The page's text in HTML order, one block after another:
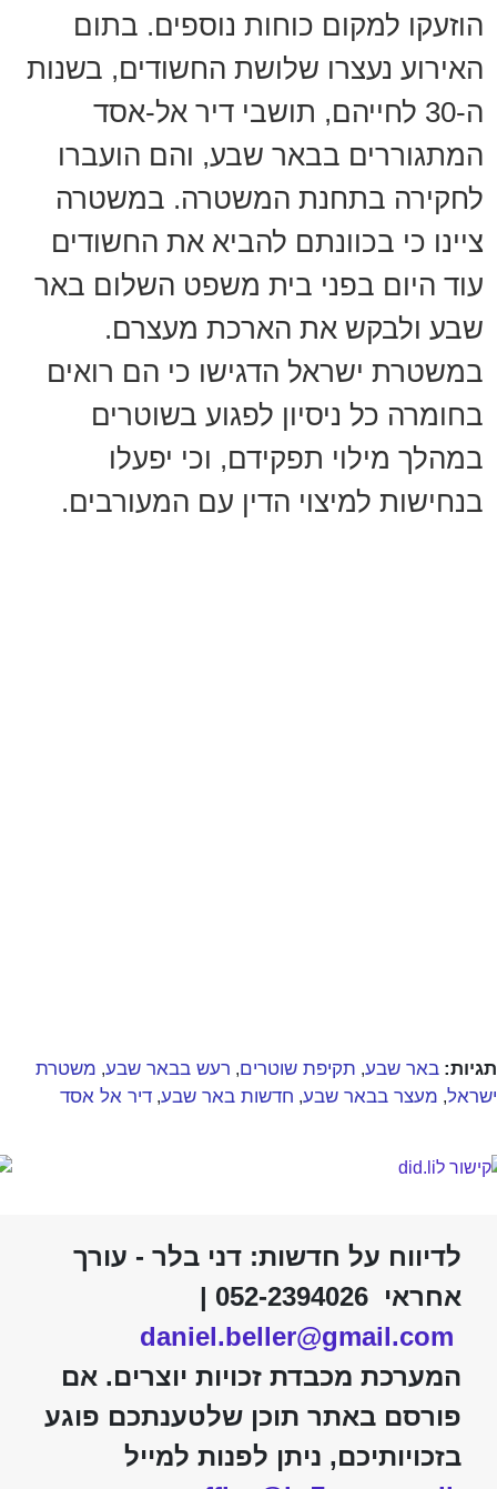
הוזעקו למקום כוחות נוספים. בתום
האירוע נעצרו שלושת החשודים, בשנות
ה-30 לחייהם, תושבי דיר אל-אסד
המתגוררים בבאר שבע, והם הועברו
לחקירה בתחנת המשטרה. במשטרה
ציינו כי בכוונתם להביא את החשודים
עוד היום בפני בית משפט השלום באר
שבע ולבקש את הארכת מעצרם.
במשטרת ישראל הדגישו כי הם רואים
בחומרה כל ניסיון לפגוע בשוטרים
במהלך מילוי תפקידם, וכי יפעלו
בנחישות למיצוי הדין עם המעורבים.
תגיות: באר שבע תקיפת שוטרים רעש בבאר שבע משטרת
ישראל מעצר בבאר שבע חדשות באר שבע דיר אל אסד
לדיווח על חדשות: דני בלר - עורך
אחראי 052-2394026 |
daniel.beller@gmail.com
המערכת מכבדת זכויות יוצרים. אם
פורסם באתר תוכן שלטענתכם פוגע
בזכויותיכם, ניתן לפנות למייל